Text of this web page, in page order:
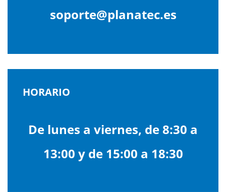
soporte@planatec.es
HORARIO
De lunes a viernes, de 8:30 a
13:00 y de 15:00 a 18:30